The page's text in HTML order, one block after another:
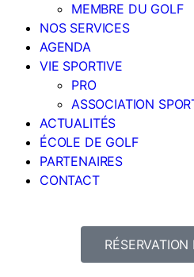
MEMBRE DU GOLF
NOS SERVICES
AGENDA
VIE SPORTIVE
PRO
ASSOCIATION
ACTUALITÉS
ÉCOLE DE GOLF
PARTENAIRES
CONTACT